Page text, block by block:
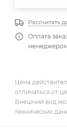
Рассчитать
Оплата
Цена
отличаться от
Внешний вид
технических